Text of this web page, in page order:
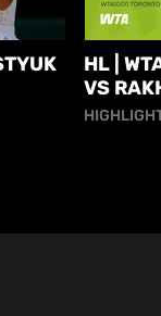
HL |
VS